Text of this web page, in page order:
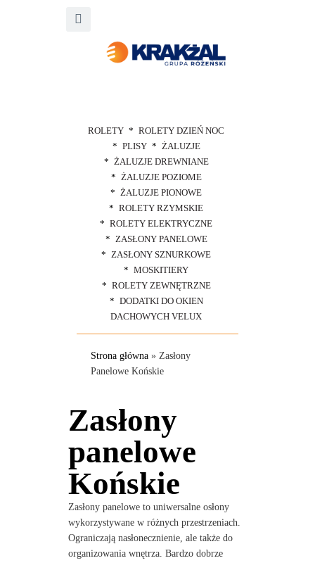
ROLETY
ROLETY DZIEŃ NOC
PLISY
ŻALUZJE
ŻALUZJE DREWNIANE
ŻALUZJE POZIOME
ŻALUZJE PIONOWE
ROLETY RZYMSKIE
ROLETY ELEKTRYCZNE
ZASŁONY PANELOWE
ZASŁONY SZNURKOWE
MOSKITIERY
ROLETY ZEWNĘTRZNE
DODATKI DO OKIEN
DACHOWYCH VELUX
Strona główna » Zasłony
Panelowe Końskie
Zasłony
panelowe
Końskie
Zasłony panelowe to uniwersalne osłony
wykorzystywane w różnych przestrzeniach.
Ograniczają nasłonecznienie, ale także do
organizowania wnętrza. Bardzo dobrze